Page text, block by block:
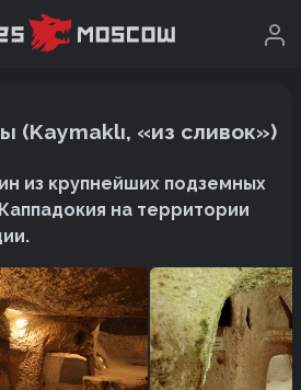
(Kaymaklı, «из сливок»)
из крупнейших подземных
на территории